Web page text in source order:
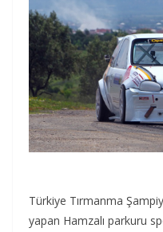
Türkiye Tırmanma
yapan Hamzalı parkuru